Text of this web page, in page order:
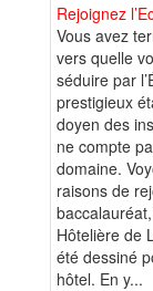
Rejoignez
Vous avez
vers quelle
séduire par
prestigieux
doyen des
ne compte
domaine.
raisons de
Hôtelière de
été dessiné
hôtel. En y...